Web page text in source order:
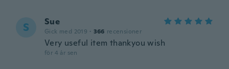
S Sue
Gick med 2019 · 366 recensioner
Very useful item thankyou wish
för 4 år sen